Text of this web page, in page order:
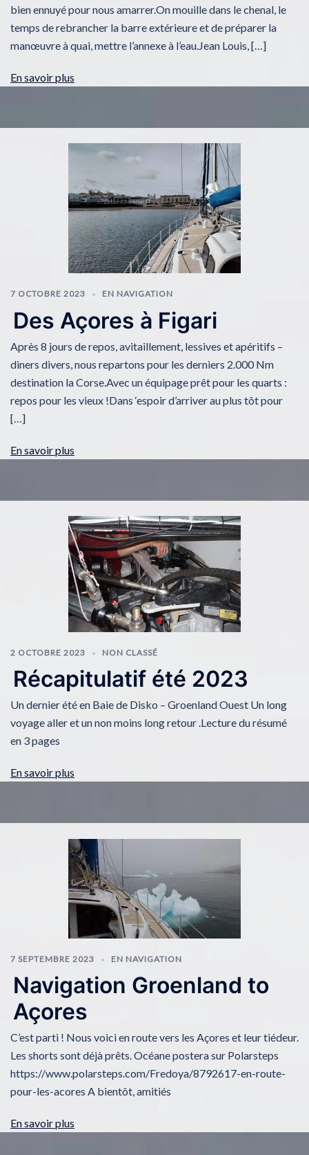
bien ennuyé pour nous amarrer.On mouille dans le chenal, le
temps de rebrancher la barre extérieure et de préparer la
manœuvre à quai, mettre l’annexe à l’eau.Jean Louis, […]
En savoir plus
7 OCTOBRE 2023 EN NAVIGATION
Des Açores à Figari
Après 8 jours de repos, avitaillement, lessives et apéritifs –
diners divers, nous repartons pour les derniers 2.000 Nm
destination la Corse.Avec un équipage prêt pour les quarts :
repos pour les vieux !Dans ‘espoir d’arriver au plus tôt pour
[…]
En savoir plus
2 OCTOBRE 2023 NON CLASSÉ
Récapitulatif été 2023
Un dernier été en Baie de Disko – Groenland Ouest Un long
voyage aller et un non moins long retour .Lecture du résumé
en 3 pages
En savoir plus
7 SEPTEMBRE 2023 EN NAVIGATION
Navigation Groenland to
Açores
C’est parti ! Nous voici en route vers les Açores et leur tiédeur.
Les shorts sont déjà prêts. Océane postera sur Polarsteps
https://www.polarsteps.com/Fredoya/8792617-en-route-
pour-les-acores A bientôt, amitiés
En savoir plus